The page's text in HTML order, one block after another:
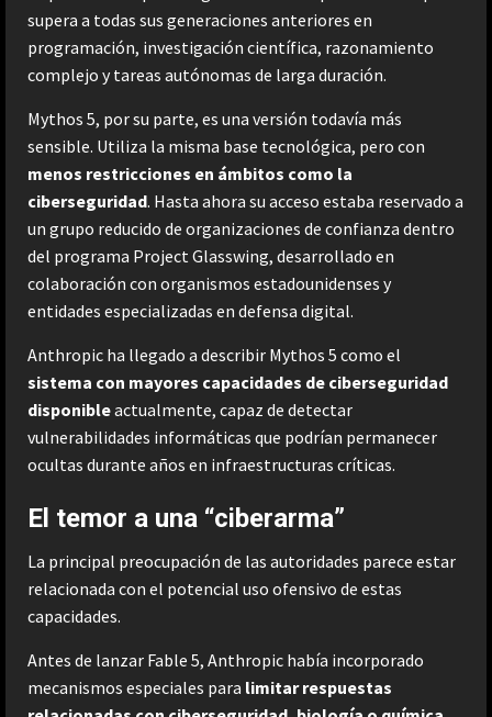
supera a todas sus generaciones anteriores en
programación, investigación científica, razonamiento
complejo y tareas autónomas de larga duración.
Mythos 5, por su parte, es una versión todavía más
sensible. Utiliza la misma base tecnológica, pero con
menos restricciones en ámbitos como la
ciberseguridad. Hasta ahora su acceso estaba reservado a
un grupo reducido de organizaciones de confianza dentro
del programa Project Glasswing, desarrollado en
colaboración con organismos estadounidenses y
entidades especializadas en defensa digital.
Anthropic ha llegado a describir Mythos 5 como el
sistema con mayores capacidades de ciberseguridad
disponibleactualmente, capaz de detectar
vulnerabilidades informáticas que podrían permanecer
ocultas durante años en infraestructuras críticas.
El temor a una “ciberarma”
La principal preocupación de las autoridades parece estar
relacionada con el potencial uso ofensivo de estas
capacidades.
Antes de lanzar Fable 5, Anthropic había incorporado
mecanismos especiales para limitar respuestas